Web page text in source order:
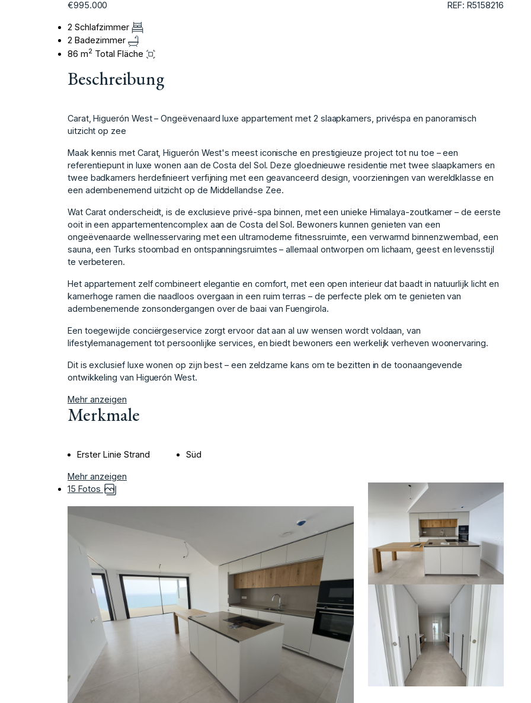
€995.000 REF: R5158216
2 Schlafzimmer
2 Badezimmer
86 m2 Total Fläche
Beschreibung
Carat, Higuerón West – Ongeëvenaard luxe appartement met 2 slaapkamers, privéspa en panoramisch
uitzicht op zee
Maak kennis met Carat, Higuerón West's meest iconische en prestigieuze project tot nu toe – een
referentiepunt in luxe wonen aan de Costa del Sol. Deze gloednieuwe residentie met twee slaapkamers en
twee badkamers herdefinieert verfijning met een geavanceerd design, voorzieningen van wereldklasse en
een adembenemend uitzicht op de Middellandse Zee.
Wat Carat onderscheidt, is de exclusieve privé-spa binnen, met een unieke Himalaya-zoutkamer – de eerste
ooit in een appartementencomplex aan de Costa del Sol. Bewoners kunnen genieten van een
ongeëvenaarde wellnesservaring met een ultramoderne fitnessruimte, een verwarmd binnenzwembad, een
sauna, een Turks stoombad en ontspanningsruimtes – allemaal ontworpen om lichaam, geest en levensstijl
te verbeteren.
Het appartement zelf combineert elegantie en comfort, met een open interieur dat baadt in natuurlijk licht en
kamerhoge ramen die naadloos overgaan in een ruim terras – de perfecte plek om te genieten van
adembenemende zonsondergangen over de baai van Fuengirola.
Een toegewijde conciërgeservice zorgt ervoor dat aan al uw wensen wordt voldaan, van
lifestylemanagement tot persoonlijke services, en biedt bewoners een werkelijk verheven woonervaring.
Dit is exclusief luxe wonen op zijn best – een zeldzame kans om te bezitten in de toonaangevende
ontwikkeling van Higuerón West.
Mehr anzeigen
Merkmale
Erster Linie Strand Süd
Mehr anzeigen
15 Fotos